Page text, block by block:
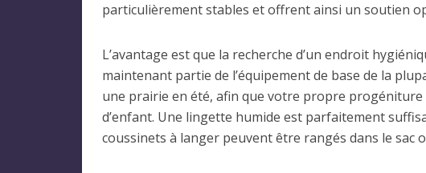
particulièrement stables et offrent ainsi un soutien
L’avantage est que la recherche d’un endroit
maintenant partie de l’équipement de base de la
une prairie en été, afin que votre propre progéniture
d’enfant. Une lingette humide est parfaitement
coussinets à langer peuvent être rangés dans le sac